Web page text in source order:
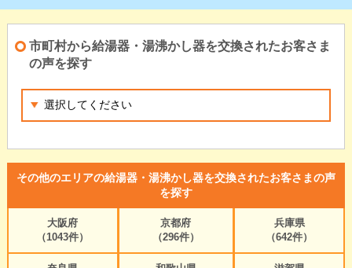
市町村から給湯器・湯沸かし器を交換されたお客さま
の声を探す
その他のエリアの給湯器・湯沸かし器を交換されたお客さまの声
を探す
大阪府
（1043件）
京都府
（296件）
兵庫県
（642件）